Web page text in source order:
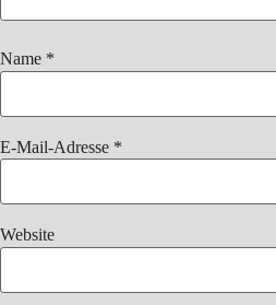
Name *
E-Mail-Adresse *
Website